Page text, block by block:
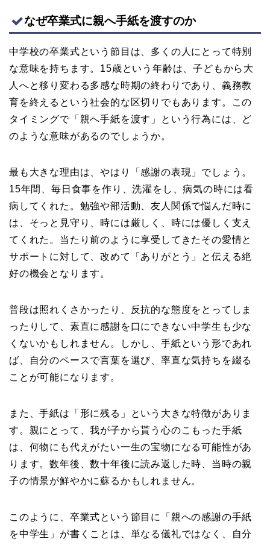
なぜ卒業式に親へ手紙を渡すのか
中学校の卒業式という節目は、多くの人にとって特別
な意味を持ちます。15歳という年齢は、子どもから大
人へと移り変わる多感な時期の終わりであり、義務教
育を終えるという社会的な区切りでもあります。この
タイミングで「親へ手紙を渡す」という行為には、ど
のような意味があるのでしょうか。
最も大きな理由は、やはり「感謝の表現」でしょう。
15年間、毎日食事を作り、洗濯をし、病気の時には看
病してくれた。勉強や部活動、友人関係で悩んだ時に
は、そっと見守り、時には厳しく、時には優しく支え
てくれた。当たり前のように享受してきたその愛情と
サポートに対して、改めて「ありがとう」と伝える絶
好の機会となります。
普段は照れくさかったり、反抗的な態度をとってしま
ったりして、素直に感謝を口にできない中学生も少な
くないかもしれません。しかし、手紙という形であれ
ば、自分のペースで言葉を選び、率直な気持ちを綴る
ことが可能になります。
また、手紙は「形に残る」という大きな特徴がありま
す。親にとって、我が子から貰う心のこもった手紙
は、何物にも代えがたい一生の宝物になる可能性があ
ります。数年後、数十年後に読み返した時、当時の親
子の情景が鮮やかに蘇るかもしれません。
このように、卒業式という節目に「親への感謝の手紙
を中学生」が書くことは、単なる儀礼ではなく、自分